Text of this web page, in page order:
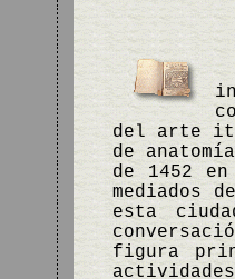
del arte
de
de 1452
mediados
esta
figura